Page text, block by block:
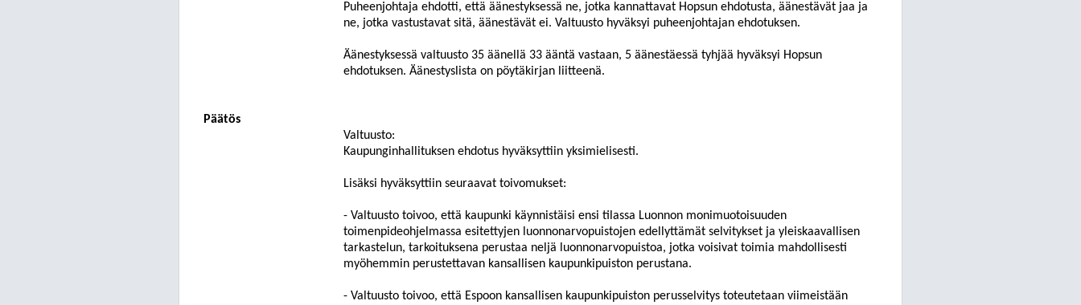
Puheenjohtaja ehdotti, että äänestyksessä ne, jotka kannattavat Hopsunehdotusta, äänestävät jaa ja
ne, jotka vastustavat sitä, äänestävät ei. Valtuusto hyväksyi puheenjohtajan ehdotuksen.
Äänestyksessä valtuusto 35äänellä 33ääntä vastaan, 5äänestäessä tyhjää hyväksyi Hopsun
ehdotuksen. Äänestyslista on pöytäkirjan liitteenä.
Päätös
Valtuusto:
Kaupunginhallituksen ehdotus hyväksyttiin yksimielisesti.
Lisäksi hyväksyttiin seuraavat toivomukset:
- Valtuusto toivoo, että kaupunki käynnistäisi ensi tilassa Luonnon monimuotoisuuden
toimenpideohjelmassa esitettyjen luonnonarvopuistojen edellyttämät selvitykset ja yleiskaavallisen
tarkastelun, tarkoituksena perustaa neljä luonnonarvopuistoa, jotka voisivat toimia mahdollisesti
myöhemmin perustettavan kansallisen kaupunkipuiston perustana.
- Valtuusto toivoo, että Espoon kansallisen kaupunkipuiston perusselvitys toteutetaan viimeistään